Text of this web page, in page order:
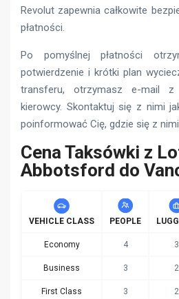
Revolut zapewnia całkowite
płatności.
Po pomyślnej płatności
potwierdzenie i krótki plan
transferu, otrzymasz e-mail z
kierowcy. Skontaktuj się z nimi
poinformować Cię, gdzie się z
Cena Taksówki z
Abbotsford do
VEHICLE CLASS PEOPLE
Economy 4 3
Business 3 2
First Class 3 2